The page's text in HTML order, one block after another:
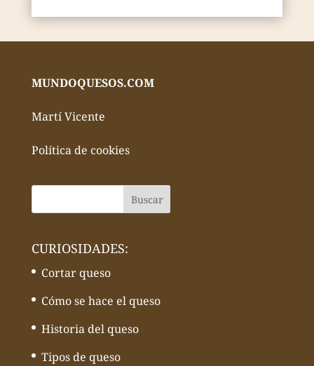
MUNDOQUESOS.COM
Martí Vicente
Política de cookies
CURIOSIDADES:
Cortar queso
Cómo se hace el queso
Historia del queso
Tipos de queso